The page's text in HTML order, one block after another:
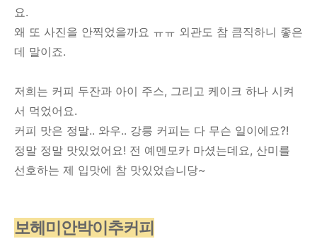
요.
왜 또 사진을 안찍었을까요 ㅠㅠ 외관도 참 큼직하니 좋은
데 말이죠.
저희는 커피 두잔과 아이 주스, 그리고 케이크 하나 시켜
서 먹었어요.
커피 맛은 정말.. 와우.. 강릉 커피는 다 무슨 일이에요?!
정말 정말 맛있었어요! 전 예멘모카 마셨는데요, 산미를
선호하는 제 입맛에 참 맛있었습니당~
보헤미안박이추커피